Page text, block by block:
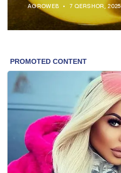
AGROWEB 7 QERSHOR, 2025